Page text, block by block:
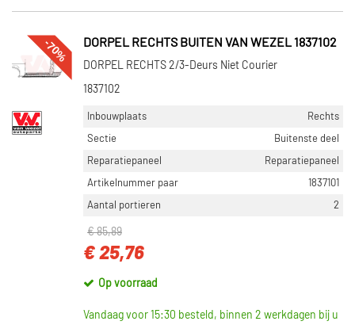
-70% DORPEL RECHTS BUITEN VAN WEZEL 1837102
DORPEL RECHTS 2/3-Deurs Niet Courier
1837102
Inbouwplaats
Rechts
Sectie
Buitenste deel
Reparatiepaneel
Reparatiepaneel
Artikelnummer paar
1837101
Aantal portieren
2
€ 85,89
€ 25,76
Op voorraad
Vandaag voor 15:30 besteld, binnen 2 werkdagen bij u